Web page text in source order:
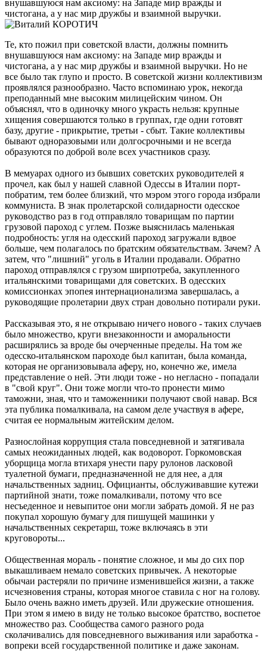
внушавшуюся нам аксиому: на Западе мир вражды и
чистогана, а у нас мир дружбы и взаимной выручки.
Те, кто пожил при советской власти, должны помнить
внушавшуюся нам аксиому: на Западе мир вражды и
чистогана, а у нас мир дружбы и взаимной выручки. Но не
все было так глупо и просто. В советской жизни коллективизм
проявлялся разнообразно. Часто вспоминаю урок, некогда
преподанный мне высоким милицейским чином. Он
объяснял, что в одиночку много украсть нельзя: крупные
хищения совершаются только в группах, где одни готовят
базу, другие - прикрытие, третьи - сбыт. Такие коллективы
бывают одноразовыми или долгосрочными и не всегда
образуются по доброй воле всех участников сразу.
В мемуарах одного из бывших советских руководителей я
прочел, как был у нашей славной Одессы в Италии порт-
побратим, тем более близкий, что мэром этого города избрали
коммуниста. В знак пролетарской солидарности одесское
руководство раз в год отправляло товарищам по партии
грузовой пароход с углем. Позже выяснилась маленькая
подробность: угля на одесский пароход загружали вдвое
больше, чем полагалось по братским обязательствам. Зачем? А
затем, что "лишний" уголь в Италии продавали. Обратно
пароход отправлялся с грузом ширпотреба, закупленного
итальянскими товарищами для советских. В одесских
комиссионках эпопея интернационализма завершалась, а
руководящие пролетарии двух стран довольно потирали руки.
Рассказывая это, я не открываю ничего нового - таких случаев
было множество, круги внезаконности и аморальности
расширялись за вроде бы очерченные пределы. На том же
одесско-итальянском пароходе был капитан, была команда,
которая не организовывала аферу, но, конечно же, имела
представление о ней. Эти люди тоже - но негласно - попадали
в "свой круг". Они тоже могли что-то пронести мимо
таможни, зная, что и таможенники получают свой навар. Вся
эта публика помалкивала, на самом деле участвуя в афере,
считая ее нормальным житейским делом.
Разнослойная коррупция стала повседневной и затягивала
самых неожиданных людей, как водоворот. Горкомовская
уборщица могла втихаря унести пару рулонов ласковой
туалетной бумаги, предназначенной не для нее, а для
начальственных задниц. Официанты, обслуживавшие кутежи
партийной знати, тоже помалкивали, потому что все
несъеденное и невыпитое они могли забрать домой. Я не раз
покупал хорошую бумагу для пишущей машинки у
начальственных секретарш, тоже включаясь в эти
круговороты...
Общественная мораль - понятие сложное, и мы до сих пор
выкашливаем немало советских привычек. А некоторые
обычаи растеряли по причине изменившейся жизни, а также
исчезновения страны, которая многое ставила с ног на голову.
Было очень важно иметь друзей. Или дружеские отношения.
При этом я имею в виду не только высокое братство, воспетое
множество раз. Сообщества самого разного рода
сколачивались для повседневного выживания или заработка -
вопреки всей государственной политике и даже законам.